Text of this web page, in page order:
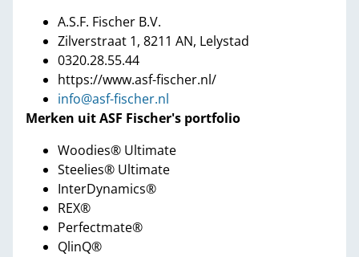
A.S.F. Fischer B.V.
Zilverstraat 1, 8211 AN, Lelystad
0320.28.55.44
https://www.asf-fischer.nl/
info@asf-fischer.nl
Merken uit ASF Fischer's portfolio
Woodies® Ultimate
Steelies® Ultimate
InterDynamics®
REX®
Perfectmate®
QlinQ®